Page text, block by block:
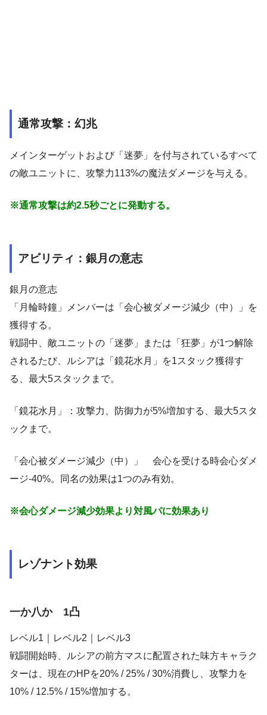
通常攻撃：幻兆
メインターゲットおよび「迷夢」を付与されているすべて
の敵ユニットに、攻撃力113%の魔法ダメージを与える。
※通常攻撃は約2.5秒ごとに発動する。
アビリティ：銀月の意志
銀月の意志
「月輪時鐘」メンバーは「会心被ダメージ減少（中）」を
獲得する。
戦闘中、敵ユニットの「迷夢」または「狂夢」が1つ解除
されるたび、ルシアは「鏡花水月」を1スタック獲得す
る、最大5スタックまで。
「鏡花水月」：攻撃力、防御力が5%増加する、最大5スタ
ックまで。
「会心被ダメージ減少（中）」 会心を受ける時会心ダメ
ージ-40%。同名の効果は1つのみ有効。
※会心ダメージ減少効果より対風パに効果あり
レゾナント効果
一か八か 1凸
レベル1｜レベル2｜レベル3
戦闘開始時、ルシアの前方マスに配置された味方キャラク
ターは、現在のHPを20% / 25% / 30%消費し、攻撃力を
10% / 12.5% / 15%増加する。